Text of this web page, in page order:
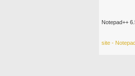
Notepad++
site -